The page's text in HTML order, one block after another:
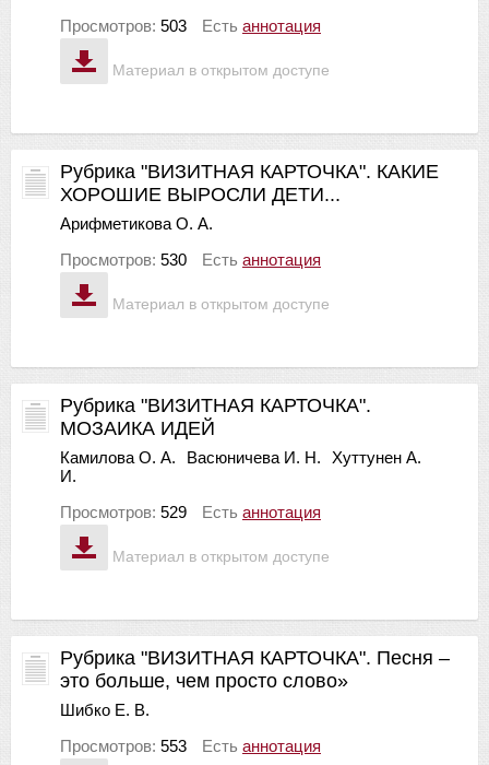
Материал в открытом доступе
Просмотров: 503 Есть аннотация
Материал в открытом доступе
Рубрика "ВИЗИТНАЯ КАРТОЧКА". КАКИЕ
ХОРОШИЕ ВЫРОСЛИ ДЕТИ...
Арифметикова О. А.
Просмотров: 530 Есть аннотация
Материал в открытом доступе
Рубрика "ВИЗИТНАЯ КАРТОЧКА".
МОЗАИКА ИДЕЙ
Камилова О. А. Васюничева И. Н.
Хуттунен А.
И.
Просмотров: 529 Есть аннотация
Рубрика "ВИЗИТНАЯ КАРТОЧКА". Песня –
это больше, чем просто слово»
Шибко Е. В.
Просмотров: 553 Есть аннотация